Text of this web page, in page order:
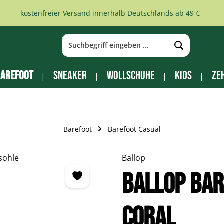
kostenfreier Versand innerhalb Deutschlands ab 49 €
Sneaker Wollschuhe Kids
Barefoot Barefoot Casual
Ballop
BALLOP